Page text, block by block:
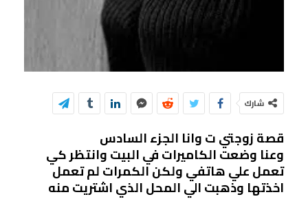
شارك
قصة زوجتي ت وانا الجزء السادس
وعنا وضعت الكاميرات في البيت وانتظر كي
تعمل علي هاتفي ولكن الكمرات لم تعمل
اخذتها وذهبت الي المحل الذي اشتريت منه